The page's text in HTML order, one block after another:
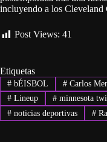
incluyendo a los Cleveland
Post Views: 41
Etiquetas
#bÉISBOL #Carlos
#Lineup #minnesota
#noticias deportivas #